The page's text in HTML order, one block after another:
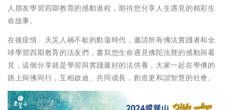
人朋友學習四期教育的感動過程，期待您分享人生遇見的精彩生
命故事。
在後疫情、天災人禍不歇的動蕩時代，邀請所有佛法實踐者和全
球學習四期教育的法友們，書寫您生命遇見佛陀法寶的感動與看
見，這個分享就是學習與實踐最好的法供養，大家一起在學佛的
路上與佛同行，互相啟迪、共同成長，創造更和諧智慧的社會。